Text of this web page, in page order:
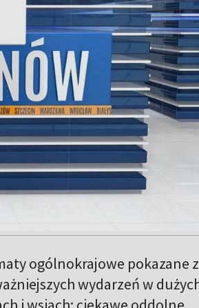
ogólnokrajowe pokazane z
wydarzeń w